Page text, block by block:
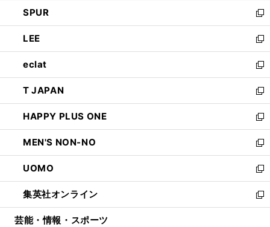
で
開
く
ド
ウ
で
開
く
ィ
ン
ド
ウ
で
開
く
い
ウ
ィ
ン
ド
ウ
で
開
く
SPUR
新
し
い
ウ
ィ
ン
ド
ウ
で
開
く
LEE
新
し
い
ウ
ィ
ン
ド
ウ
で
開
く
eclat
新
し
い
ウ
ィ
ン
ド
ウ
で
開
く
T JAPAN
新
し
い
ウ
ィ
ン
ド
ウ
で
開
HAPPY PLUS ONE
新
し
い
ウ
ィ
ン
ド
ウ
MEN'S NON-NO
新
し
い
ウ
ィ
ン
UOMO
新
し
い
ウ
集英社オンライン
新
し
芸能・情報・スポーツ